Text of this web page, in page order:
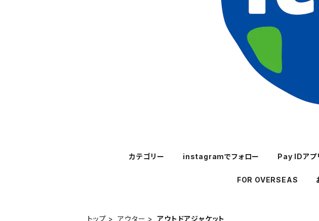
カテゴリー instagramでフォロー Pay IDアプ
FOR OVERSEAS
トップ アウター アウトドアジャケット